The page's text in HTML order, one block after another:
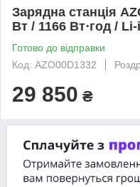
Зарядна станція
Вт / 1166 Вт⋅год /
Готово до відправки
Код: AZO00D1332
29 850 ₴